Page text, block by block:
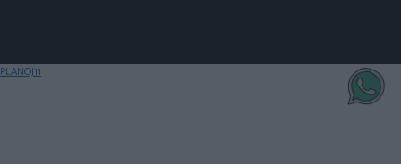
PLANOJ11